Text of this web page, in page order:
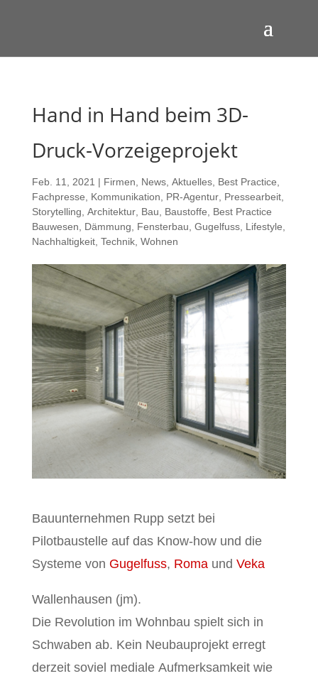
Hand in Hand beim 3D-
Druck-Vorzeigeprojekt
Feb. 11, 2021 | Firmen News, Aktuelles, Best Practice
Fachpresse
Kommunikation PR-Agentur, Pressearbeit,
Storytelling Architektur, Bau Baustoffe
Best Practice
Bauwesen
Dämmung Fensterbau Gugelfuss, Lifestyle
Nachhaltigkeit, Technik, Wohnen
Bauunternehmen Rupp setzt bei
Pilotbaustelle auf das Know-how und die
Systeme von Gugelfuss, Romaund Veka
Wallenhausen (jm).
Die Revolution im Wohnbau spielt sich in
Schwaben ab. Kein Neubauprojekt erregt
derzeit soviel mediale Aufmerksamkeit wie